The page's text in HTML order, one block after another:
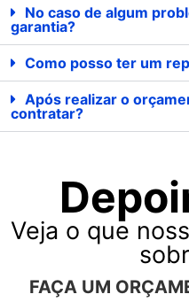
No caso de algum
garantia?
Como posso ter um
Após realizar o
contratar?
Veja o que
FAÇA UM